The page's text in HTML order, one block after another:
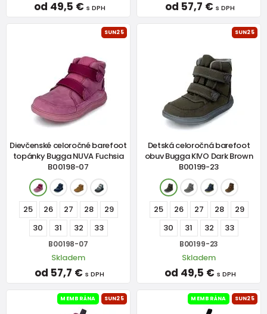
od 49,5 € s DPH od 57,7 € s DPH
SUN25
Dievčenské celoročné barefoot
topánky Bugga NUVA Fuchsia
B00198-07
25 26 27 28
29
30
31 32 33
B00198-07
Skladem
od 57,7 € s DPH
SUN25
Detská celoročná barefoot
obuv Bugga KIVO Dark Brown
B00199-23
25 26 27 28
29
30
31 32 33
B00199-23
Skladem
od 49,5 € s DPH
MEMBRÁNA SUN25 MEMBRÁNA SUN25